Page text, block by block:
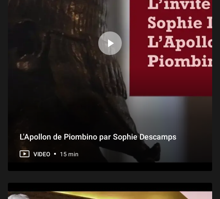
L'Apollon de Piombino par Sophie Descamps
VIDEO 15 min